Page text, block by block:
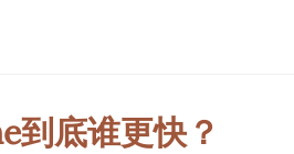
底谁更快？